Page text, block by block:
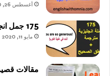
أغسطس 26, 2020
175 جمل انجليزية مترجمة للعربية
مايو 11, 2020
مقالات